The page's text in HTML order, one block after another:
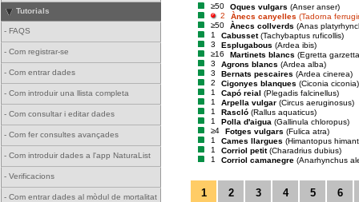
Tutorials
- FAQS
- Com registrar-se
- Com entrar dades
- Com introduir una llista completa
- Com consultar i editar dades
- Com fer consultes avançades
- Com introduir dades a l'app NaturaList
- Verificacions
- Com entrar dades al mòdul de mortalitat
≥50
Oques vulgars (Anser anser)
2
Ànecs canyelles (Tadorna
≥50
Ànecs collverds (Anas
1
Cabusset (Tachybaptus ruficollis)
3
Esplugabous (Ardea ibis)
≥16
Martinets blancs (Egretta
3
Agrons blancs (Ardea alba)
3
Bernats pescaires (Ardea cinerea)
2
Cigonyes blanques (Ciconia ciconia)
1
Capó reial (Plegadis falcinellus)
1
Arpella vulgar (Circus aeruginosus)
1
Rascló (Rallus aquaticus)
1
Polla d'aigua (Gallinula chloropus)
≥4
Fotges vulgars (Fulica atra)
1
Cames llargues (Himantopus
1
Corriol petit (Charadrius dubius)
1
Corriol camanegre (Anarhynchus
1 2 3 4 5 6